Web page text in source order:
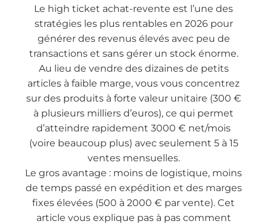
Le high ticket achat-revente est l’une des
stratégies les plus rentables en 2026 pour
générer des revenus élevés avec peu de
transactions et sans gérer un stock énorme.
Au lieu de vendre des dizaines de petits
articles à faible marge, vous vous concentrez
sur des produits à forte valeur unitaire (300 €
à plusieurs milliers d’euros), ce qui permet
d’atteindre rapidement 3000 € net/mois
(voire beaucoup plus) avec seulement 5 à 15
ventes mensuelles.
Le gros avantage : moins de logistique, moins
de temps passé en expédition et des marges
fixes élevées (500 à 2000 € par vente). Cet
article vous explique pas à pas comment